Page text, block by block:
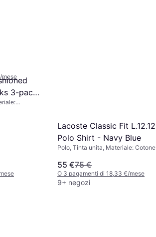
Spandex,
mese
3-pack
Lacoste Classic Fit L.12.12
Polo Shirt - Navy Blue
Polo, Tinta unita, Materiale: Cotone
55 €75 €
O 3 pagamenti di 18,33 €/mese
9+ negozi